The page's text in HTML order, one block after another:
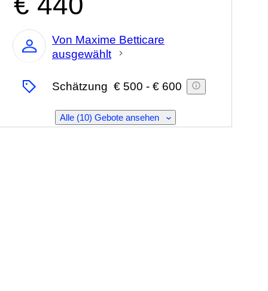
Experte
Von Maxime Betticare
ausgewählt
Schätzung € 500 - € 600
Alle (10) Gebote ansehen